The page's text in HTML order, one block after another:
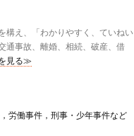
構え、「わかりやすく、ていねい
通事故、離婚、相続、破産、借
見る≫
労働事件，刑事・少年事件など